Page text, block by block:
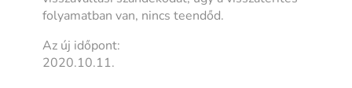
folyamatban van, nincs teendőd.
Az új időpont:
2020.10.11.